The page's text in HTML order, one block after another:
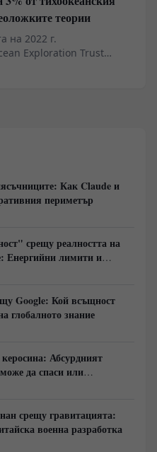
теории
на 2022 г.
Exploration Trust
около един километър
и архивният
термичен шок при
Докато медиите
реалният проблем се
че над деветдесет
Как Claude и
периметър
срещу реалността на
Енергийни лимити и
Google: Кой всъщност
глобалното знание
Абсурдният
да спаси или
електрическата авиация
срещу гравитацията:
военна разработка